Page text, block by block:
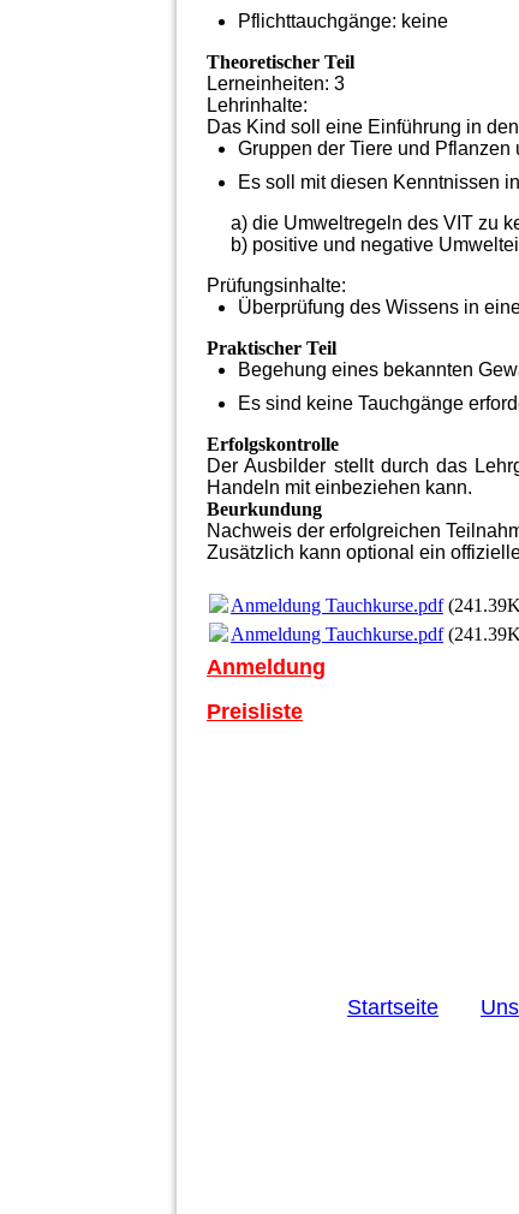
Pflichttauchgänge: keine
Theoretischer Teil
Lerneinheiten: 3
Lehrinhalte:
Das Kind soll eine Einführung in
Gruppen der Tiere und
Es soll mit diesen Kenntnissen
a) die Umweltregeln des VIT zu
b) positive und negative
Prüfungsinhalte:
Überprüfung des Wissens in
Praktischer Teil
Begehung eines bekannten
Es sind keine Tauchgänge
Erfolgskontrolle
Der Ausbilder stellt durch das
Handeln mit einbeziehen kann.
Beurkundung
Nachweis der erfolgreichen
Zusätzlich kann optional ein
Anmeldung Tauchkurse.pdf
Anmeldung Tauchkurse.pdf
Anmeldung
Preisliste
Startseite